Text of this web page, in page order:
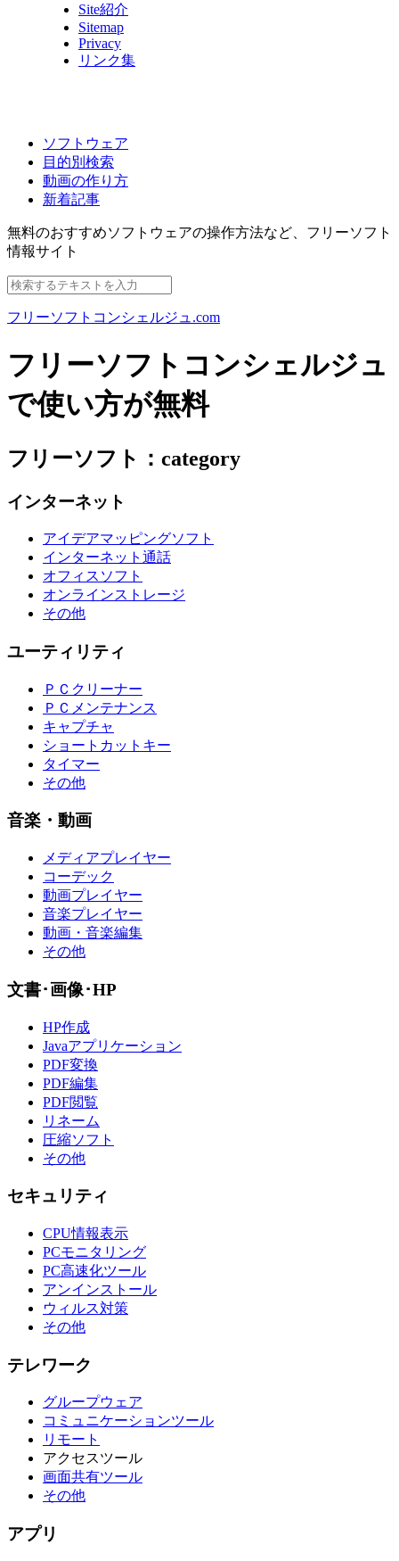
Site紹介
Sitemap
Privacy
リンク集
ソフトウェア
目的別検索
動画の作り方
新着記事
無料のおすすめソフトウェアの操作方法など、 フリーソフト
情報サイト
フリーソフトコンシェルジュ.com
フリーソフトコンシェルジュ
で使い方が無料
フリーソフト：category
インターネット
アイデアマッピングソフト
インターネット通話
オフィスソフト
オンラインストレージ
その他
ユーティリティ
ＰＣクリーナー
ＰＣメンテナンス
キャプチャ
ショートカットキー
タイマー
その他
音楽・動画
メディアプレイヤー
コーデック
動画プレイヤー
音楽プレイヤー
動画・音楽編集
その他
文書･画像･HP
HP作成
Javaアプリケーション
PDF変換
PDF編集
PDF閲覧
リネーム
圧縮ソフト
その他
セキュリティ
CPU情報表示
PCモニタリング
PC高速化ツール
アンインストール
ウィルス対策
その他
テレワーク
グループウェア
コミュニケーションツール
リモート
アクセスツール
画面共有ツール
その他
アプリ